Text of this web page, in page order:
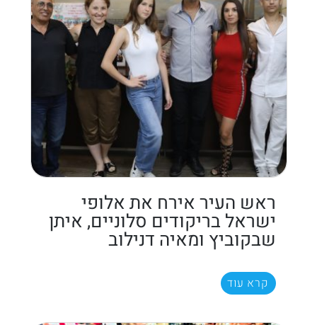
ראש העיר אירח את אלופי
ישראל בריקודים סלוניים, איתן
שבקוביץ ומאיה דנילוב
קרא עוד